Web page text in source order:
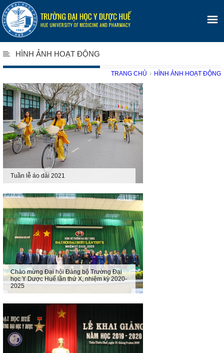
HÌNH ẢNH HOẠT ĐỘNG
TRANG CHỦ › HÌNH ẢNH HOẠT ĐỘNG
Tuần lễ áo dài 2021
Chào mừng Đại hội Đảng bộ Trường Đại
học Y Dược Huế lần thứ X, nhiệm kỳ 2020-
2025